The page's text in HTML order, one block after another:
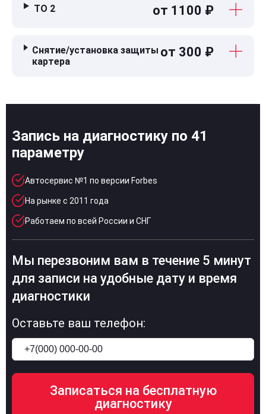
ТО 2 от 1100 ₽
Снятие/установка защиты
картера
от 300 ₽
Запись на диагностику по 41
параметру
Автосервис №1 по версии Forbes
На рынке с 2011 года
Работаем по всей России и СНГ
Мы перезвоним вам в течение 5 минут
для записи на удобные дату и время
диагностики
Оставьте ваш телефон: